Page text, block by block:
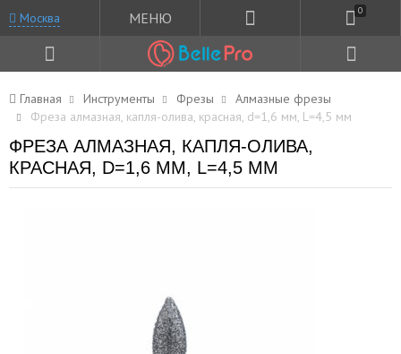
Москва МЕНЮ 0
Главная Инструменты Фрезы
Алмазные фрезы
Фреза алмазная, капля-олива, красная, d=1,6 мм, L=4,5 мм
ФРЕЗА АЛМАЗНАЯ, КАПЛЯ-ОЛИВА,
КРАСНАЯ, D=1,6 ММ, L=4,5 ММ